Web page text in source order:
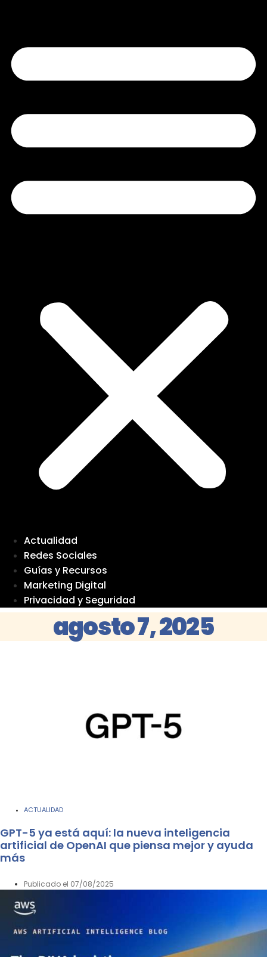
Actualidad
Redes Sociales
Guías y Recursos
Marketing Digital
Privacidad y Seguridad
agosto 7, 2025
ACTUALIDAD
GPT-5 ya está aquí: la nueva inteligencia
artificial de OpenAI que piensa mejor y ayuda
más
Publicado el 07/08/2025